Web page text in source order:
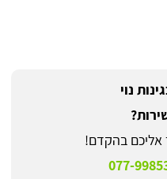
נוי
אליכם בהקדם!
077-